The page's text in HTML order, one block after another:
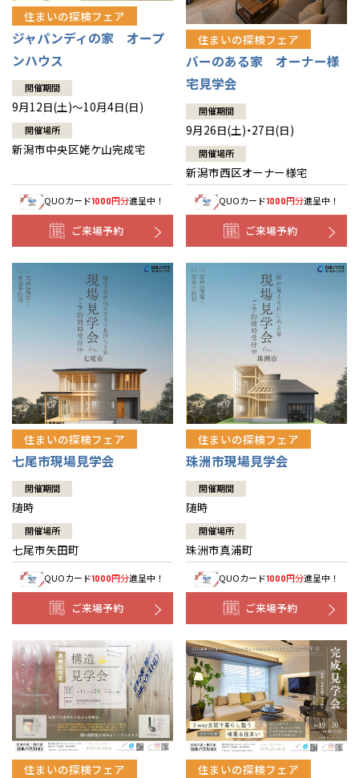
住まいの探検フェア
ジャパンディの家 オープ
ンハウス
開催期間
9月12日(土)～10月4日(日)
開催場所
新潟市中央区姥ケ山完成宅
QUOカード1000円分進呈中！
ご来場予約
住まいの探検フェア
バーのある家 オーナー様
宅見学会
開催期間
9月26日(土)・27日(日)
開催場所
新潟市西区オーナー様宅
QUOカード1000円分進呈中！
ご来場予約
住まいの探検フェア
七尾市現場見学会
開催期間
随時
開催場所
七尾市矢田町
QUOカード1000円分進呈中！
ご来場予約
住まいの探検フェア
珠洲市現場見学会
開催期間
随時
開催場所
珠洲市真浦町
QUOカード1000円分進呈中！
ご来場予約
住まいの探検フェア 住まいの探検フェア